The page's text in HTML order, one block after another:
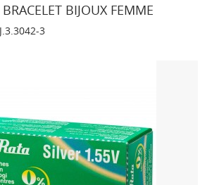
BIJOUX FEMME
3